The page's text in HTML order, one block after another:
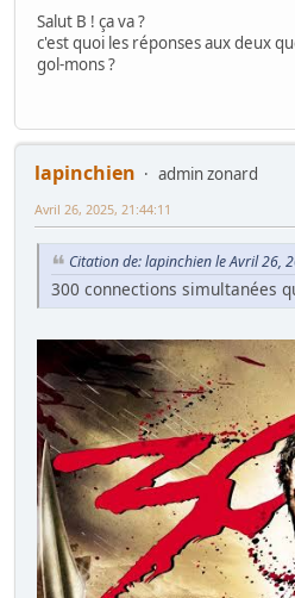
Salut B ! ça va ?
c'est quoi les réponses aux deux
gol-mons ?
lapinchien
admin zonard
Avril 26, 2025, 21:44:11
Citation de: lapinchien le Avril 26,
300 connections simultanées